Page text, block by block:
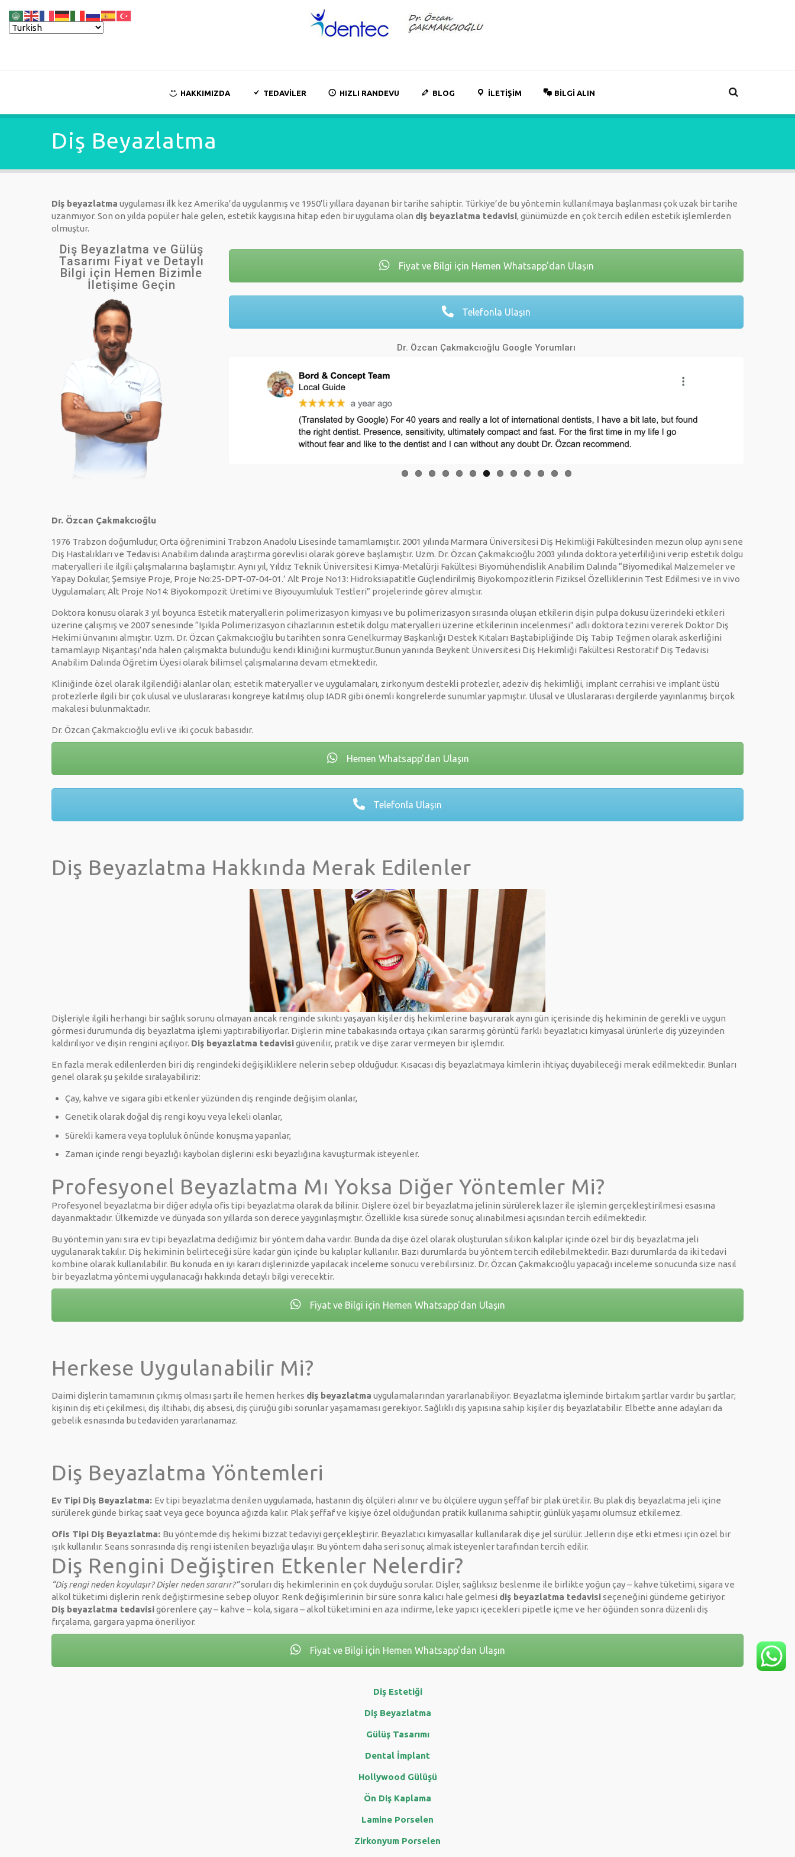
HAKKIMIZDA TEDAVILER HIZLI RANDEVU BLOG İLETIŞIM BILGI ALIN
Diş Beyazlatma
Diş beyazlatma uygulaması ilk kez Amerika’da uygulanmış ve 1950’li yıllara dayanan bir tarihe sahiptir. Türkiye’de bu yöntemin kullanılmaya başlanması çok uzak bir tarihe
uzanmıyor. Son on yılda popüler hale gelen, estetik kaygısına hitap eden bir uygulama olan diş beyazlatma tedavisi, günümüzde en çok tercih edilen estetik işlemlerden
olmuştur.
Diş Beyazlatma ve Gülüş
Tasarımı Fiyat ve Detaylı
Bilgi için Hemen Bizimle
İletişime Geçin
Fiyat ve Bilgi için Hemen Whatsapp'dan Ulaşın
Telefonla Ulaşın
Dr. Özcan Çakmakcıoğlu Google Yorumları
Dr. Özcan Çakmakcıoğlu
1976 Trabzon doğumludur, Orta öğrenimini Trabzon Anadolu Lisesinde tamamlamıştır. 2001 yılında Marmara Üniversitesi Diş Hekimliği Fakültesinden mezun olup aynı sene
Diş Hastalıkları ve Tedavisi Anabilim dalında araştırma görevlisi olarak göreve başlamıştır. Uzm. Dr. Özcan Çakmakcıoğlu 2003 yılında doktora yeterliliğini verip estetik dolgu
materyalleri ile ilgili çalışmalarına başlamıştır. Aynı yıl, Yıldız Teknik Üniversitesi Kimya-Metalürji Fakültesi Biyomühendislik Anabilim Dalında “Biyomedikal Malzemeler ve
Yapay Dokular, Şemsiye Proje, Proje No:25-DPT-07-04-01.’ Alt Proje No13: Hidroksiapatitle Güçlendirilmiş Biyokompozitlerin Fiziksel Özelliklerinin Test Edilmesi ve in vivo
Uygulamaları; Alt Proje No14: Biyokompozit Üretimi ve Biyouyumluluk Testleri” projelerinde görev almıştır.
Doktora konusu olarak 3 yıl boyunca Estetik materyallerin polimerizasyon kimyası ve bu polimerizasyon sırasında oluşan etkilerin dişin pulpa dokusu üzerindeki etkileri
üzerine çalışmış ve 2007 senesinde “Işıkla Polimerizasyon cihazlarının estetik dolgu materyalleri üzerine etkilerinin incelenmesi” adlı doktora tezini vererek Doktor Diş
Hekimi ünvanını almıştır. Uzm. Dr. Özcan Çakmakcıoğlu bu tarihten sonra Genelkurmay Başkanlığı Destek Kıtaları Baştabipliğinde Diş Tabip Teğmen olarak askerliğini
tamamlayıp Nişantaşı’nda halen çalışmakta bulunduğu kendi kliniğini kurmuştur.Bunun yanında Beykent Üniversitesi Diş Hekimliği Fakültesi Restoratif Diş Tedavisi
Anabilim Dalında Öğretim Üyesi olarak bilimsel çalışmalarına devam etmektedir.
Kliniğinde özel olarak ilgilendiği alanlar olan; estetik materyaller ve uygulamaları, zirkonyum destekli protezler, adeziv diş hekimliği, implant cerrahisi ve implant üstü
protezlerle ilgili bir çok ulusal ve uluslararası kongreye katılmış olup IADR gibi önemli kongrelerde sunumlar yapmıştır. Ulusal ve Uluslararası dergilerde yayınlanmış birçok
makalesi bulunmaktadır.
Dr. Özcan Çakmakcıoğlu evli ve iki çocuk babasıdır.
Hemen Whatsapp'dan Ulaşın
Telefonla Ulaşın
Diş Beyazlatma Hakkında Merak Edilenler
Dişleriyle ilgili herhangi bir sağlık sorunu olmayan ancak renginde sıkıntı yaşayan kişiler diş hekimlerine başvurarak aynı gün içerisinde diş hekiminin de gerekli ve uygun
görmesi durumunda diş beyazlatma işlemi yaptırabiliyorlar. Dişlerin mine tabakasında ortaya çıkan sararmış görüntü farklı beyazlatıcı kimyasal ürünlerle diş yüzeyinden
kaldırılıyor ve dişin rengini açılıyor. Diş beyazlatma tedavisigüvenilir, pratik ve dişe zarar vermeyen bir işlemdir.
En fazla merak edilenlerden biri diş rengindeki değişikliklere nelerin sebep olduğudur. Kısacası diş beyazlatmaya kimlerin ihtiyaç duyabileceği merak edilmektedir. Bunları
genel olarak şu şekilde sıralayabiliriz:
Çay, kahve ve sigara gibi etkenler yüzünden diş renginde değişim olanlar,
Genetik olarak doğal diş rengi koyu veya lekeli olanlar,
Sürekli kamera veya topluluk önünde konuşma yapanlar,
Zaman içinde rengi beyazlığı kaybolan dişlerini eski beyazlığına kavuşturmak isteyenler.
Profesyonel Beyazlatma Mı Yoksa Diğer Yöntemler Mi?
Profesyonel beyazlatma bir diğer adıyla ofis tipi beyazlatma olarak da bilinir. Dişlere özel bir beyazlatma jelinin sürülerek lazer ile işlemin gerçekleştirilmesi esasına
dayanmaktadır. Ülkemizde ve dünyada son yıllarda son derece yaygınlaşmıştır. Özellikle kısa sürede sonuç alınabilmesi açısından tercih edilmektedir.
Bu yöntemin yanı sıra ev tipi beyazlatma dediğimiz bir yöntem daha vardır. Bunda da dişe özel olarak oluşturulan silikon kalıplar içinde özel bir diş beyazlatma jeli
uygulanarak takılır. Diş hekiminin belirteceği süre kadar gün içinde bu kalıplar kullanılır. Bazı durumlarda bu yöntem tercih edilebilmektedir. Bazı durumlarda da iki tedavi
kombine olarak kullanılabilir. Bu konuda en iyi kararı dişlerinizde yapılacak inceleme sonucu verebilirsiniz. Dr. Özcan Çakmakcıoğlu yapacağı inceleme sonucunda size nasıl
bir beyazlatma yöntemi uygulanacağı hakkında detaylı bilgi verecektir.
Fiyat ve Bilgi için Hemen Whatsapp'dan Ulaşın
Herkese Uygulanabilir Mi?
Daimi dişlerin tamamının çıkmış olması şartı ile hemen herkes diş beyazlatma uygulamalarından yararlanabiliyor. Beyazlatma işleminde birtakım şartlar vardır bu şartlar;
kişinin diş eti çekilmesi, diş iltihabı, diş absesi, diş çürüğü gibi sorunlar yaşamaması gerekiyor. Sağlıklı diş yapısına sahip kişiler diş beyazlatabilir. Elbette anne adayları da
gebelik esnasında bu tedaviden yararlanamaz.
Diş Beyazlatma Yöntemleri
Ev Tipi Diş Beyazlatma: Ev tipi beyazlatma denilen uygulamada, hastanın diş ölçüleri alınır ve bu ölçülere uygun şeffaf bir plak üretilir. Bu plak diş beyazlatma jeli içine
sürülerek günde birkaç saat veya gece boyunca ağızda kalır. Plak şeffaf ve kişiye özel olduğundan pratik kullanıma sahiptir, günlük yaşamı olumsuz etkilemez.
Ofis Tipi Diş Beyazlatma: Bu yöntemde diş hekimi bizzat tedaviyi gerçekleştirir. Beyazlatıcı kimyasallar kullanılarak dişe jel sürülür. Jellerin dişe etki etmesi için özel bir
ışık kullanılır. Seans sonrasında diş rengi istenilen beyazlığa ulaşır. Bu yöntem daha seri sonuç almak isteyenler tarafından tercih edilir.
Diş Rengini Değiştiren Etkenler Nelerdir?
“Diş rengi neden koyulaşır? Dişler neden sararır?”soruları diş hekimlerinin en çok duyduğu sorular. Dişler, sağlıksız beslenme ile birlikte yoğun çay – kahve tüketimi, sigara ve
alkol tüketimi dişlerin renk değiştirmesine sebep oluyor. Renk değişimlerinin bir süre sonra kalıcı hale gelmesi diş beyazlatma tedavisiseçeneğini gündeme getiriyor.
Diş beyazlatma tedavisigörenlere çay – kahve – kola, sigara – alkol tüketimini en aza indirme, leke yapıcı içecekleri pipetle içme ve her öğünden sonra düzenli diş
fırçalama, gargara yapma öneriliyor.
Fiyat ve Bilgi için Hemen Whatsapp'dan Ulaşın
Diş Estetiği
Diş Beyazlatma
Gülüş Tasarımı
Dental İmplant
Hollywood Gülüşü
Ön Diş Kaplama
Lamine Porselen
Zirkonyum Porselen